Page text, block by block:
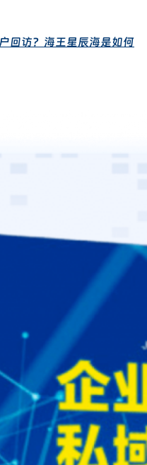
回访？海王星辰海是如何